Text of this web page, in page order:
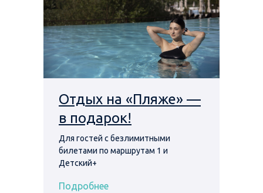
Отдых на «Пляже» —
в подарок!
Для гостей с безлимитными
билетами по маршрутам 1 и
Детский+
Подробнее